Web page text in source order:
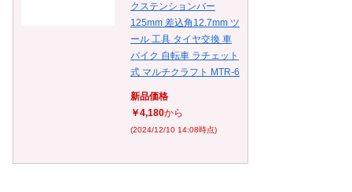
クステンションバー
125mm 差込角12.7mm ツ
ール 工具 タイヤ交換 車
バイク 自転車 ラチェット
式 マルチクラフト MTR-6
新品価格
￥4,180から
(2024/12/10 14:08時点)